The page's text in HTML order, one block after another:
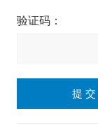
验证码：